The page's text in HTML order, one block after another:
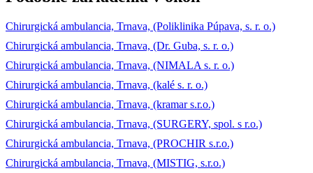
Chirurgická ambulancia, Trnava, (Poliklinika Púpava, s. r. o.)
Chirurgická ambulancia, Trnava, (Dr. Guba, s. r. o.)
Chirurgická ambulancia, Trnava, (NIMALA s. r. o.)
Chirurgická ambulancia, Trnava, (kalé s. r. o.)
Chirurgická ambulancia, Trnava, (kramar s.r.o.)
Chirurgická ambulancia, Trnava, (SURGERY, spol. s r.o.)
Chirurgická ambulancia, Trnava, (PROCHIR s.r.o.)
Chirurgická ambulancia, Trnava, (MISTIG, s.r.o.)